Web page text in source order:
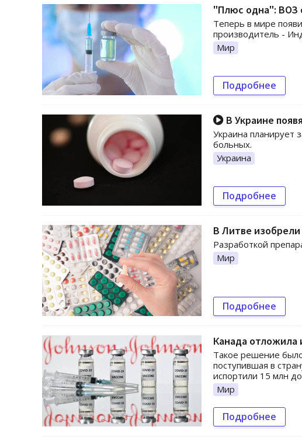
"Плюс одна": ВОЗ
Теперь в мире
производитель -
Мир
Подробнее
В Украине
Украина планирует
больных.
Украина
Подробнее
В Литве изобрели
Разработкой
Мир
Подробнее
Канада отложила
Такое решение было
поступившая в
испортили 15 млн
Мир
Подробнее